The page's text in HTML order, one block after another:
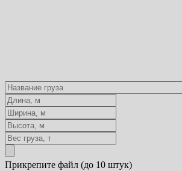
Прикрепите файл (до 10 штук)